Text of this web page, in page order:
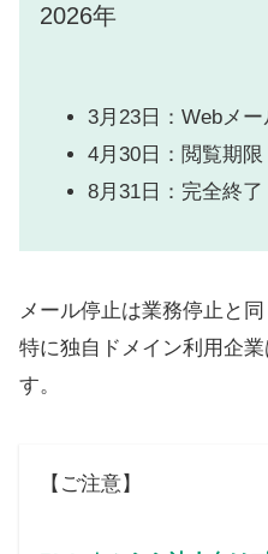
2026年
3月23日：Webメー
4月30日：閲覧期限
8月31日：完全終了
メール停止は業務停止と同
特に独自ドメイン利用企
す。
【ご注意】